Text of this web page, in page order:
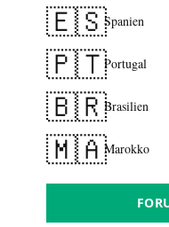
🇪🇸Spanien
🇵🇹Portugal
🇧🇷Brasilien
🇲🇦Marokko